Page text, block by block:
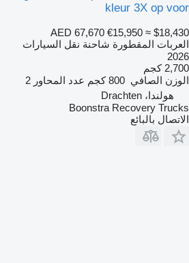
kleur 3X op voor
AED 67,670 €15,950 ≈ $18,430
العربات المقطورة شاحنة نقل السيارات
2026
2,700 كجم
الوزن الصافي 800 كجم عدد المحاور 2
هولندا، Drachten
Boonstra Recovery Trucks
الاتصال بالبائع